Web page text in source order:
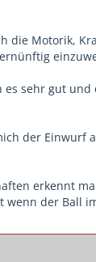
die Motorik,
sehr gut
der Einwurf
erkennt
der Ball